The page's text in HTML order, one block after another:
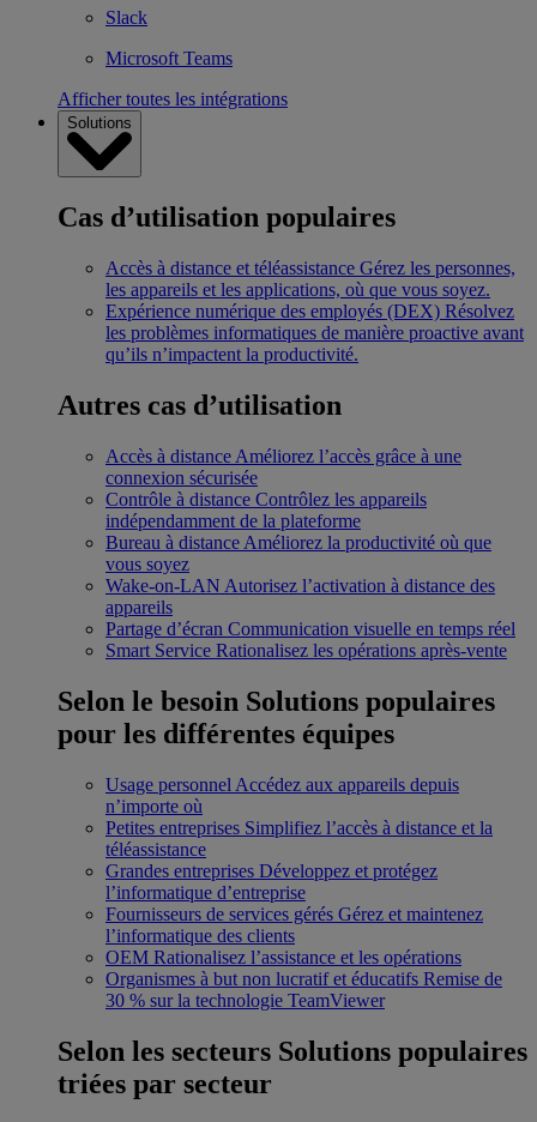
Slack
Microsoft Teams
Afficher toutes les intégrations
Solutions
Cas d’utilisation populaires
Accès à distance et téléassistance Gérez les personnes,
les appareils et les applications, où que vous soyez.
Expérience numérique des employés (DEX) Résolvez
les problèmes informatiques de manière proactive avant
qu’ils n’impactent la productivité.
Autres cas d’utilisation
Accès à distance Améliorez l’accès grâce à une
connexion sécurisée
Contrôle à distance Contrôlez les appareils
indépendamment de la plateforme
Bureau à distance Améliorez la productivité où que
vous soyez
Wake-on-LAN Autorisez l’activation à distance des
appareils
Partage d’écran Communication visuelle en temps réel
Smart Service Rationalisez les opérations après-vente
Selon le besoin Solutions populaires
pour les différentes équipes
Usage personnel Accédez aux appareils depuis
n’importe où
Petites entreprises Simplifiez l’accès à distance et la
téléassistance
Grandes entreprises Développez et protégez
l’informatique d’entreprise
Fournisseurs de services gérés Gérez et maintenez
l’informatique des clients
OEM Rationalisez l’assistance et les opérations
Organismes à but non lucratif et éducatifs Remise de
30 % sur la technologie TeamViewer
Selon les secteurs Solutions populaires
triées par secteur